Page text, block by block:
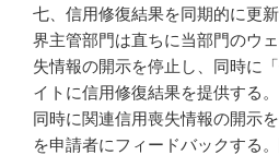
七、信用修復結果を同期的に更
界主管部門は直ちに当部門のウ
失情報の開示を停止し、同時に
イトに信用修復結果を提供する
同時に関連信用喪失情報の開示
を申請者にフィードバックする